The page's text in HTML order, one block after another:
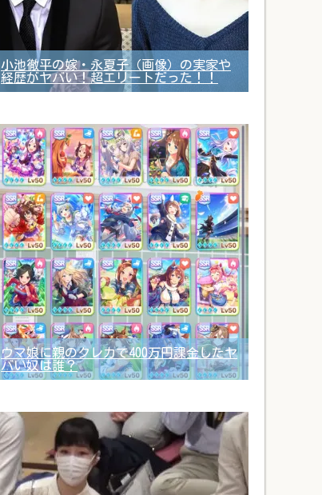
小池徹平の嫁・永夏子（画像）の実家や
経歴がヤバい！超エリートだった！！
ウマ娘に親のクレカで400万円課金したヤ
バい奴は誰？